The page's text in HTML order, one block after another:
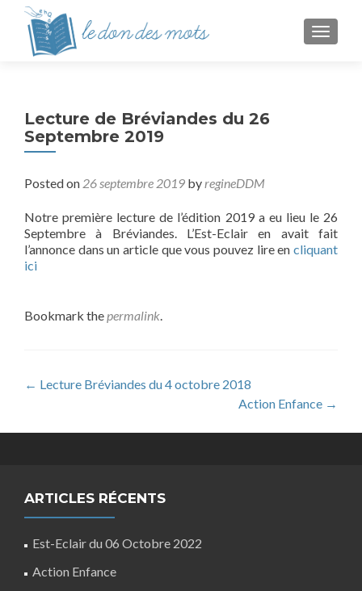
Lecture de Bréviandes du 26
Septembre 2019
Posted on 26 septembre 2019 byregineDDM
Notre première lecture de l’édition 2019 a eu lieu le 26
Septembre à Bréviandes. L’Est-Eclair en avait fait
l’annonce dans un article que vous pouvez lire en cliquant
ici
Bookmark thepermalink.
Post
← Lecture Bréviandes du 4 octobre 2018
Action Enfance →
ARTICLES RÉCENTS
Est-Eclair du 06 Octobre 2022
Action Enfance